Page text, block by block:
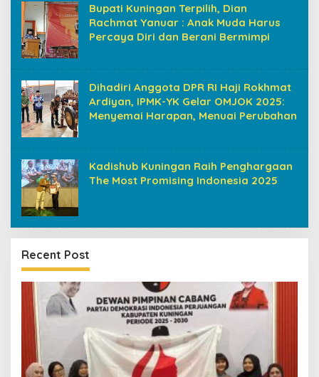
Bupati Kuningan Terpilih, Dian
Rachmat Yanuar : Anak Muda Harus
Percaya Diri dan Berani Bermimpi
Dihadiri Anggota DPR RI Haji Rokhmat
Ardiyan, IPMK-YK Gelar OMJOK 2025:
Menyemai Harapan, Menuai Perubahan
Kadishub Kuningan Raih Penghargaan
The Most Promising Indonesia 2025
Recent Post